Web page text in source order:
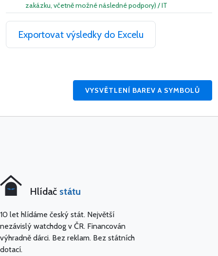
zakázku, včetně možné následné podpory) / IT
Exportovat výsledky do Excelu
VYSVĚTLENÍ BAREV A SYMBOLŮ
Hlídač státu
10 let hlídáme český stát. Největší
nezávislý watchdog v ČR. Financován
výhradně dárci. Bez reklam. Bez státních
dotací.